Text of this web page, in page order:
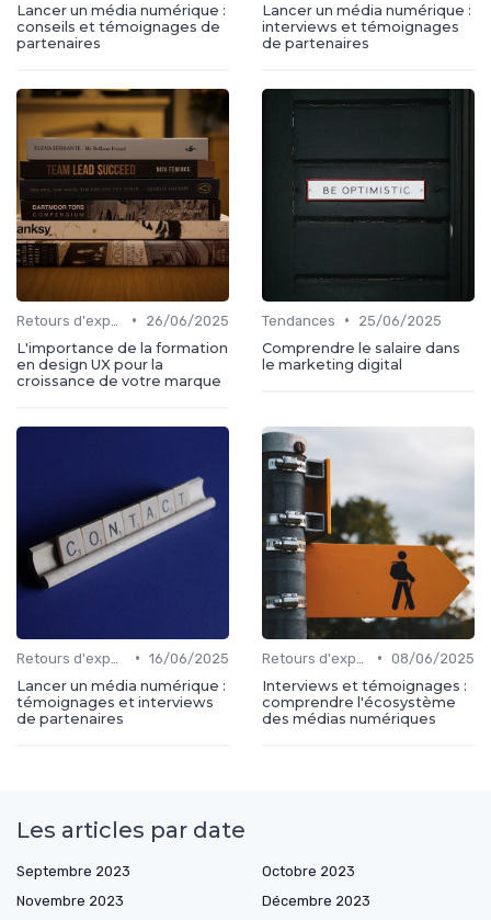
Lancer un média numérique :
conseils et témoignages de
partenaires
Lancer un média numérique :
interviews et témoignages
de partenaires
•
26/06/2025
L'importance de la formation
en design UX pour la
croissance de votre marque
Tendances •
25/06/2025
Comprendre le salaire dans
le marketing digital
• 16/06/2025
Lancer un média numérique :
témoignages et interviews
de partenaires
• 08/06/2025
Interviews et témoignages :
comprendre l'écosystème
des médias numériques
Les articles par date
Septembre 2023
Octobre 2023
Novembre 2023
Décembre 2023